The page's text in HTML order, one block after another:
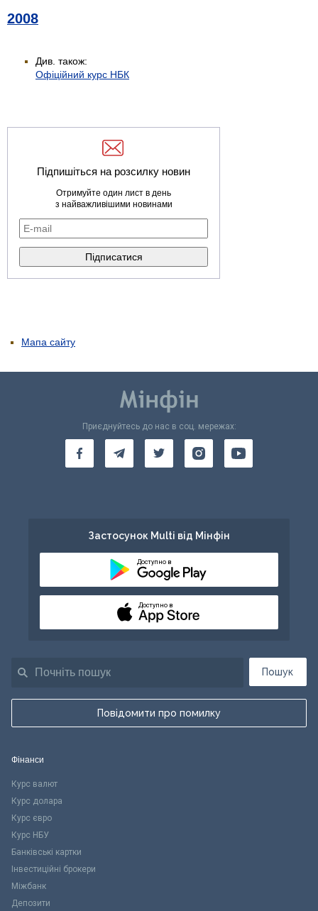
2008
Див. також:
Офіційний курс НБК
Підпишіться на розсилку новин
Отримуйте один лист в день
з найважливішими новинами
Мапа сайту
Пошук
Повідомити про помилку
Приєднуйтесь до нас в соц. мережах:
Застосунок Multi від Мінфін
Доступно в
Доступно в
Фінанси
Курс валют
Курс долара
Курс євро
Курс НБУ
Банківські картки
Інвестиційні брокери
Міжбанк
Депозити